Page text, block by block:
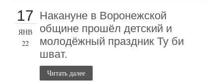
17
ЯНВ
22
Накануне в Воронежской
общине прошёл детский и
молодёжный праздник Ту би
шват.
Читать далее